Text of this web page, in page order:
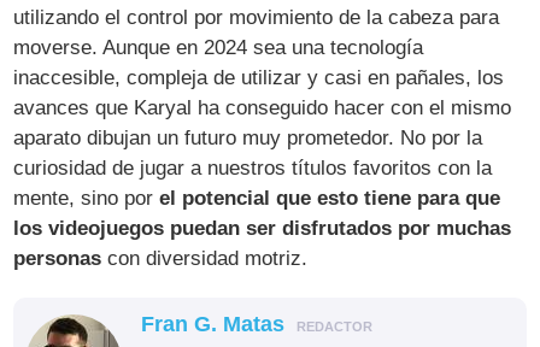
utilizando el control por movimiento de la cabeza para
moverse. Aunque en 2024 sea una tecnología
inaccesible, compleja de utilizar y casi en pañales, los
avances que Karyal ha conseguido hacer con el mismo
aparato dibujan un futuro muy prometedor. No por la
curiosidad de jugar a nuestros títulos favoritos con la
mente, sino porel potencial que esto tiene para que
los videojuegos puedan ser disfrutados por muchas
personas con diversidad motriz.
Fran G. Matas REDACTOR